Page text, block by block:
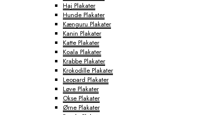
Haj Plakater
Hunde Plakater
Kænguru Plakater
Kanin Plakater
Katte Plakater
Koala Plakater
Krabbe Plakater
Krokodille Plakater
Leopard Plakater
Løve Plakater
Okse Plakater
Ørne Plakater